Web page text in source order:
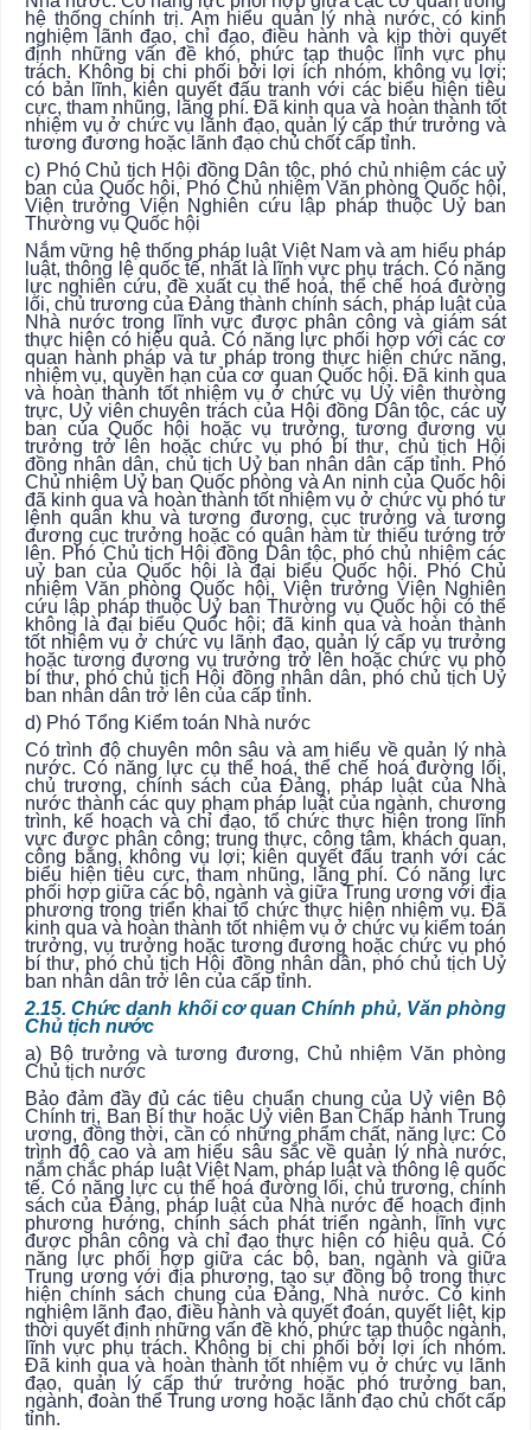
hệ thống chính trị. Am hiểu quản lý nhà nước, có kinh
nghiệm lãnh đạo, chỉ đạo, điều hành và kịp thời quyết
định những vấn đề khó, phức tạp thuộc lĩnh vực phụ
trách. Không bị chi phối bởi lợi ích nhóm, không vụ lợi;
có bản lĩnh, kiên quyết đấu tranh với các biểu hiện tiêu
cực, tham nhũng, lãng phí. Đã kinh qua và hoàn thành tốt
nhiệm vụ ở chức vụ lãnh đạo, quản lý cấp thứ trưởng và
tương đương hoặc lãnh đạo chủ chốt cấp tỉnh.
c) Phó Chủ tịch Hội đồng Dân tộc, phó chủ nhiệm các uỷ
ban của Quốc hội, Phó Chủ nhiệm Văn phòng Quốc hội,
Viện trưởng Viện Nghiên cứu lập pháp thuộc Uỷ ban
Thường vụ Quốc hội
Nắm vững hệ thống pháp luật Việt Nam và am hiểu pháp
luật, thông lệ quốc tế, nhất là lĩnh vực phụ trách. Có năng
lực nghiên cứu, đề xuất cụ thể hoá, thể chế hoá đường
lối, chủ trương của Đảng thành chính sách, pháp luật của
Nhà nước trong lĩnh vực được phân công và giám sát
thực hiện có hiệu quả. Có năng lực phối hợp với các cơ
quan hành pháp và tư pháp trong thực hiện chức năng,
nhiệm vụ, quyền hạn của cơ quan Quốc hội. Đã kinh qua
và hoàn thành tốt nhiệm vụ ở chức vụ Uỷ viên thường
trực, Uỷ viên chuyên trách của Hội đồng Dân tộc, các uỷ
ban của Quốc hội hoặc vụ trưởng, tương đương vụ
trưởng trở lên hoặc chức vụ phó bí thư, chủ tịch Hội
đồng nhân dân, chủ tịch Uỷ ban nhân dân cấp tỉnh. Phó
Chủ nhiệm Uỷ ban Quốc phòng và An ninh của Quốc hội
đã kinh qua và hoàn thành tốt nhiệm vụ ở chức vụ phó tư
lệnh quân khu và tương đương, cục trưởng và tương
đương cục trưởng hoặc có quân hàm từ thiếu tướng trở
lên. Phó Chủ tịch Hội đồng Dân tộc, phó chủ nhiệm các
uỷ ban của Quốc hội là đại biểu Quốc hội. Phó Chủ
nhiệm Văn phòng Quốc hội, Viện trưởng Viện Nghiên
cứu lập pháp thuộc Uỷ ban Thường vụ Quốc hội có thể
không là đại biểu Quốc hội; đã kinh qua và hoàn thành
tốt nhiệm vụ ở chức vụ lãnh đạo, quản lý cấp vụ trưởng
hoặc tương đương vụ trưởng trở lên hoặc chức vụ phó
bí thư, phó chủ tịch Hội đồng nhân dân, phó chủ tịch Uỷ
ban nhân dân trở lên của cấp tỉnh.
d) Phó Tổng Kiểm toán Nhà nước
Có trình độ chuyên môn sâu và am hiểu về quản lý nhà
nước. Có năng lực cụ thể hoá, thể chế hoá đường lối,
chủ trương, chính sách của Đảng, pháp luật của Nhà
nước thành các quy phạm pháp luật của ngành, chương
trình, kế hoạch và chỉ đạo, tổ chức thực hiện trong lĩnh
vực được phân công; trung thực, công tâm, khách quan,
công bằng, không vụ lợi; kiên quyết đấu tranh với các
biểu hiện tiêu cực, tham nhũng, lãng phí. Có năng lực
phối hợp giữa các bộ, ngành và giữa Trung ương với địa
phương trong triển khai tổ chức thực hiện nhiệm vụ. Đã
kinh qua và hoàn thành tốt nhiệm vụ ở chức vụ kiểm toán
trưởng, vụ trưởng hoặc tương đương hoặc chức vụ phó
bí thư, phó chủ tịch Hội đồng nhân dân, phó chủ tịch Uỷ
ban nhân dân trở lên của cấp tỉnh.
2.15. Chức danh khối cơ quan Chính phủ, Văn phòng
Chủ tịch nước
a) Bộ trưởng và tương đương, Chủ nhiệm Văn phòng
Chủ tịch nước
Bảo đảm đầy đủ các tiêu chuẩn chung của Uỷ viên Bộ
Chính trị, Ban Bí thư hoặc Uỷ viên Ban Chấp hành Trung
ương, đồng thời, cần có những phẩm chất, năng lực: Có
trình độ cao và am hiểu sâu sắc về quản lý nhà nước,
nắm chắc pháp luật Việt Nam, pháp luật và thông lệ quốc
tế. Có năng lực cụ thể hoá đường lối, chủ trương, chính
sách của Đảng, pháp luật của Nhà nước để hoạch định
phương hướng, chính sách phát triển ngành, lĩnh vực
được phân công và chỉ đạo thực hiện có hiệu quả. Có
năng lực phối hợp giữa các bộ, ban, ngành và giữa
Trung ương với địa phương, tạo sự đồng bộ trong thực
hiện chính sách chung của Đảng, Nhà nước. Có kinh
nghiệm lãnh đạo, điều hành và quyết đoán, quyết liệt, kịp
thời quyết định những vấn đề khó, phức tạp thuộc ngành,
lĩnh vực phụ trách. Không bị chi phối bởi lợi ích nhóm.
Đã kinh qua và hoàn thành tốt nhiệm vụ ở chức vụ lãnh
đạo, quản lý cấp thứ trưởng hoặc phó trưởng ban,
ngành, đoàn thể Trung ương hoặc lãnh đạo chủ chốt cấp
tỉnh.